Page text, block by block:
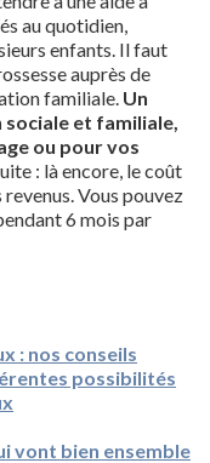
au quotidien,
enfants. Il faut
auprès de
familiale. Un
sociale et familiale,
ou pour vos
: là encore, le coût
Vous pouvez
6 mois par
: nos conseils
possibilités
vont bien ensemble